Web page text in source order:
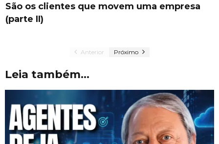
São os clientes que movem uma empresa
(parte II)
Anterior Próximo
Leia também...